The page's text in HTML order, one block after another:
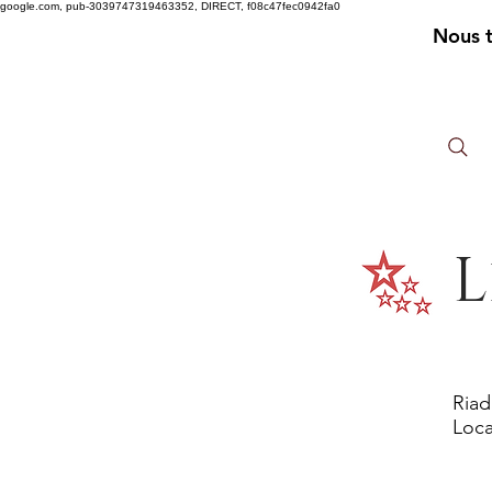
google.com, pub-3039747319463352, DIRECT, f08c47fec0942fa0
Nous